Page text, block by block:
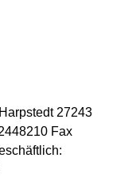
Harpstedt 27243
Fax
: